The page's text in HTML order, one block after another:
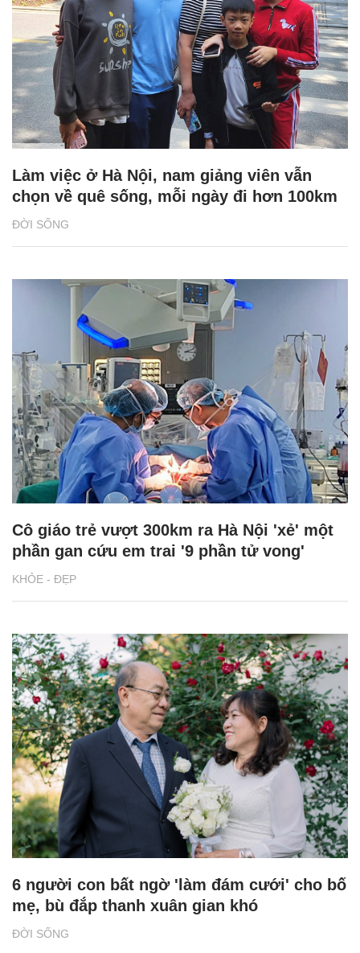
ĐỜI SỐNG
Làm việc ở Hà Nội, nam giảng viên vẫn
chọn về quê sống, mỗi ngày đi hơn 100km
KHỎE - ĐẸP
Cô giáo trẻ vượt 300km ra Hà Nội 'xẻ' một
phần gan cứu em trai '9 phần tử vong'
ĐỜI SỐNG
6 người con bất ngờ 'làm đám cưới' cho bố
mẹ, bù đắp thanh xuân gian khó